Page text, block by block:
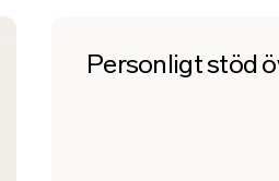
Personligt stöd